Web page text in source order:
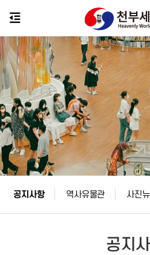
공지사항 역사유물관 사진
공지